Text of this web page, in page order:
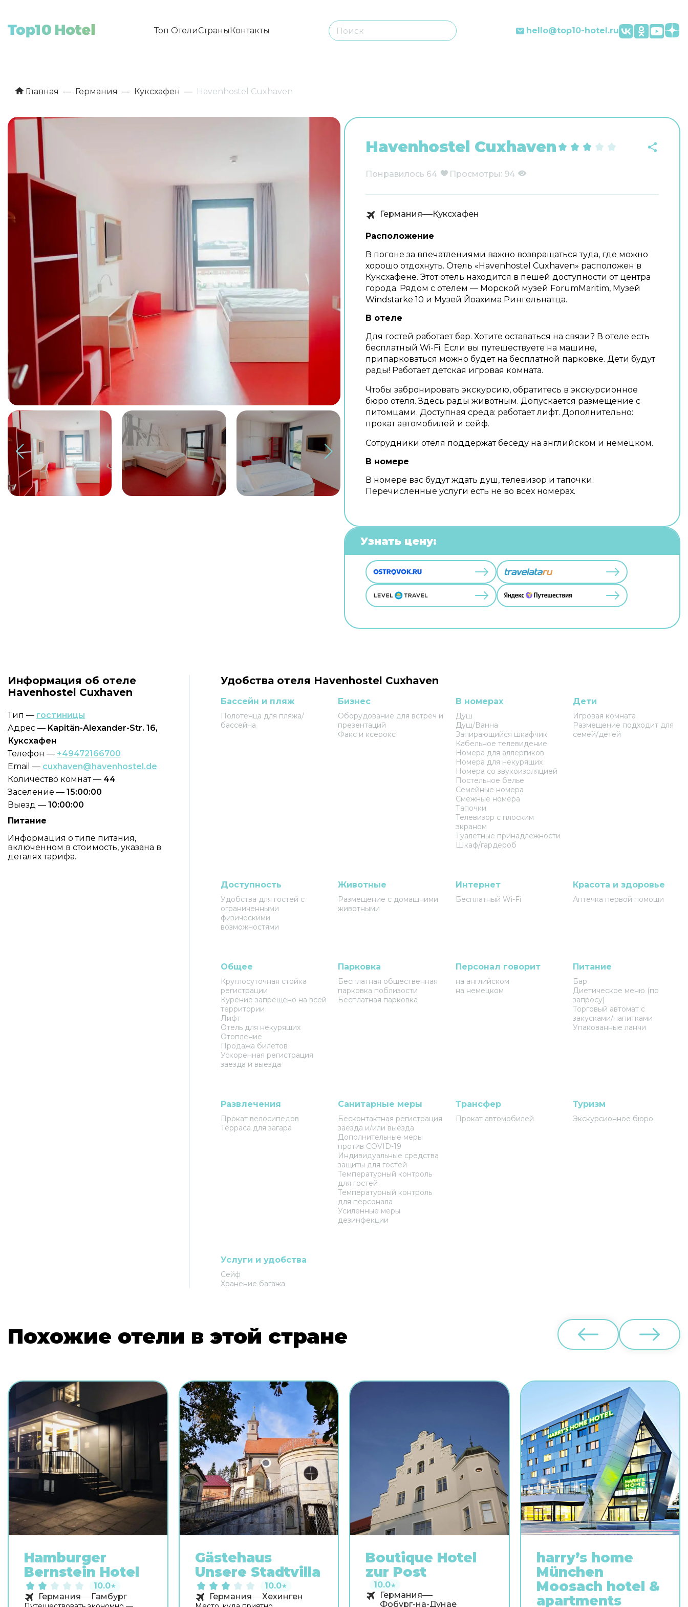
Топ ОтелиСтраныКонтакты hello@top10-hotel.ru
Главная Германия Куксхафен Havenhostel Cuxhaven
Havenhostel Cuxhaven
Понравилось 64 Просмотры: 94
Германия Куксхафен
Расположение
В погоне за впечатлениями важно возвращаться туда, где можно
хорошо отдохнуть. Отель «Havenhostel Cuxhaven» расположен в
Куксхафене. Этот отель находится в пешей доступности от центра
города. Рядом с отелем — Морской музей ForumMaritim, Музей
Windstarke 10 и Музей Йоахима Рингельнатца.
В отеле
Для гостей работает бар. Хотите оставаться на связи? В отеле есть
бесплатный Wi-Fi. Если вы путешествуете на машине,
припарковаться можно будет на бесплатной парковке. Дети будут
рады! Работает детская игровая комната.
Чтобы забронировать экскурсию, обратитесь в экскурсионное
бюро отеля. Здесь рады животным. Допускается размещение с
питомцами. Доступная среда: работает лифт. Дополнительно:
прокат автомобилей и сейф.
Сотрудники отеля поддержат беседу на английском и немецком.
В номере
В номере вас будут ждать душ, телевизор и тапочки.
Перечисленные услуги есть не во всех номерах.
Узнать цену:
Информация об отеле
Havenhostel Cuxhaven
Тип — гостиницы
Адрес — Kapitän-Alexander-Str. 16,
Куксхафен
Телефон — +49472166700
Email — cuxhaven@havenhostel.de
Количество комнат — 44
Заселение — 15:00:00
Выезд — 10:00:00
Питание
Информация о типе питания,
включенном в стоимость, указана в
деталях тарифа.
Удобства отеля Havenhostel Cuxhaven
Бассейн и пляж
Полотенца для пляжа/
бассейна
Бизнес
Оборудование для встреч и
презентаций
Факс и ксерокс
В номерах
Душ
Душ/Ванна
Запирающийся шкафчик
Кабельное телевидение
Номера для аллергиков
Номера для некурящих
Номера со звукоизоляцией
Постельное белье
Семейные номера
Смежные номера
Тапочки
Телевизор с плоским
экраном
Туалетные принадлежности
Шкаф/гардероб
Дети
Игровая комната
Размещение подходит для
семей/детей
Доступность
Удобства для гостей с
ограниченными
физическими
возможностями
Животные
Размещение с домашними
животными
Интернет
Бесплатный Wi-Fi
Красота и здоровье
Аптечка первой помощи
Общее
Круглосуточная стойка
регистрации
Курение запрещено на всей
территории
Лифт
Отель для некурящих
Отопление
Продажа билетов
Ускоренная регистрация
заезда и выезда
Парковка
Бесплатная общественная
парковка поблизости
Бесплатная парковка
Персонал говорит
на английском
на немецком
Питание
Бар
Диетическое меню (по
запросу)
Торговый автомат с
закусками/напитками
Упакованные ланчи
Развлечения
Прокат велосипедов
Терраса для загара
Санитарные меры
Бесконтактная регистрация
заезда и/или выезда
Дополнительные меры
против COVID-19
Индивидуальные средства
защиты для гостей
Температурный контроль
для гостей
Температурный контроль
для персонала
Усиленные меры
дезинфекции
Трансфер
Прокат автомобилей
Туризм
Экскурсионное бюро
Услуги и удобства
Сейф
Хранение багажа
Похожие отели в этой стране
Hamburger
Bernstein Hotel
10.0★
Германия Гамбург
Gästehaus
Unsere Stadtvilla
10.0★
Германия Хехинген
Boutique Hotel
zur Post
10.0★
Германия
Фобург-на-Дунае
harry’s home
München
Moosach hotel &
apartments